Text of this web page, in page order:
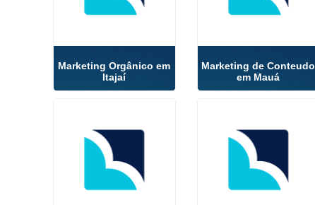
Marketing Orgânico em
Itajaí
Marketing de Conteudo
em Mauá